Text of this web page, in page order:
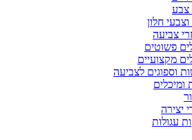
צבע
חלון
צביעה
פשוטים
מקצועיים
וספוגים לצביעה
ומיכלים
יצירה
עגולות